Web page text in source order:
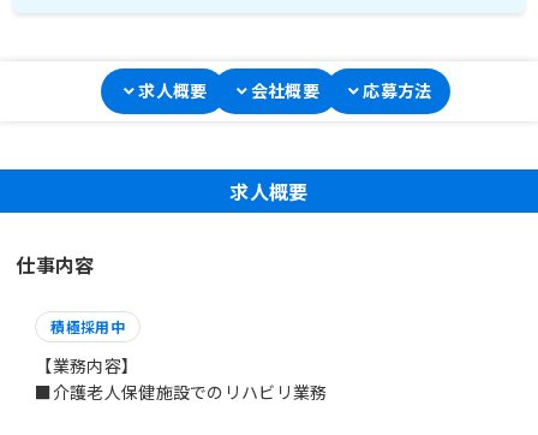
求人概要 会社概要 応募方法
求人概要
仕事内容
積極採用中
【業務内容】
■介護老人保健施設でのリハビリ業務